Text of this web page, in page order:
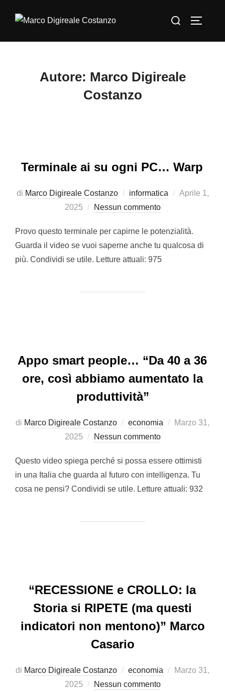
Cerca
Autore: Marco Digireale
Costanzo
Terminale ai su ogni PC… Warp
di Marco Digireale Costanzo informatica
Pubblicato
Aprile 1,
2025
Nessun commento
Provo questo terminale per capirne le potenzialità.
Guarda il video se vuoi saperne anche tu qualcosa di
più. Condividi se utile. Letture attuali: 975
Appo smart people… “Da 40 a 36
ore, così abbiamo aumentato la
produttività”
di Marco Digireale Costanzo economia
Pubblicato
Marzo 31,
2025
Nessun commento
Questo video spiega perché si possa essere ottimisti
in una Italia che guarda al futuro con intelligenza. Tu
cosa ne pensi? Condividi se utile. Letture attuali: 932
“RECESSIONE e CROLLO: la
Storia si RIPETE (ma questi
indicatori non mentono)” Marco
Casario
di Marco Digireale Costanzo economia
Pubblicato
Marzo 31,
2025
Nessun commento